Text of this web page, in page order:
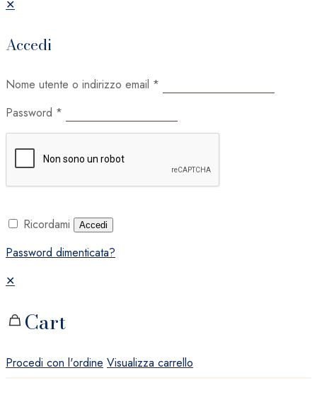
✕
Accedi
Nome utente o indirizzo email *
Password *
Ricordami Accedi
Password dimenticata?
✕
Cart
Procedi con l'ordine Visualizza carrello